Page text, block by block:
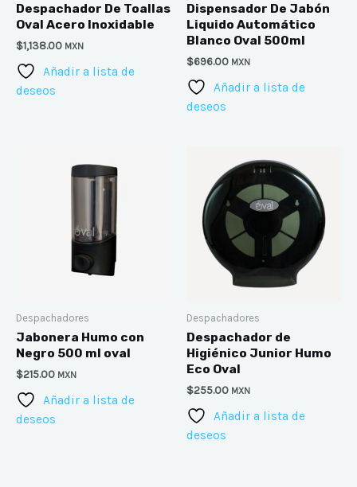
Despachador De Toallas
Oval Acero Inoxidable
$1,138.00 MXN
Añadir a lista de
deseos
Dispensador De Jabón
Liquido Automático
Blanco Oval 500ml
$696.00 MXN
Añadir a lista de
deseos
Despachadores
Jabonera Humo con
Negro 500 ml oval
$215.00 MXN
Añadir a lista de
deseos
Despachadores
Despachador de
Higiénico Junior Humo
Eco Oval
$255.00 MXN
Añadir a lista de
deseos